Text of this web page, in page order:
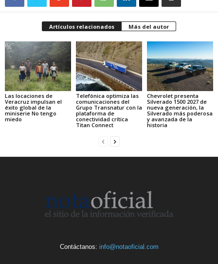
Artículos relacionados Más del autor
Las locaciones de
Veracruz impulsan el
éxito global de la
miniserie No tengo
miedo
Telefónica optimiza las
comunicaciones del
Grupo Transnatur con la
plataforma de
conectividad crítica
Titan Connect
Chevrolet presenta
Silverado 1500 2027 de
nueva generación, la
Silverado más poderosa
y avanzada de la
historia
Contáctanos: info@notaoficial.com